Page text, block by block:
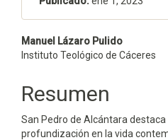
Contenido
principal
del
artículo
Manuel Lázaro Pulido
Instituto Teológico de Cáceres
Resumen
San Pedro de Alcántara destaca
profundización en la vida